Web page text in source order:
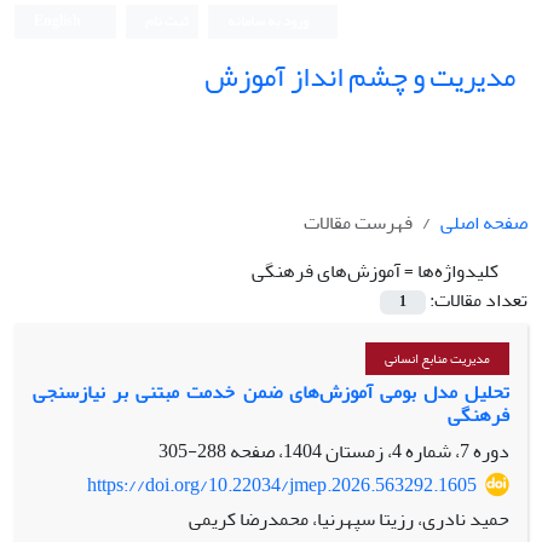
مدیریت و چشم انداز آموزش
صفحه اصلی
فهرست مقالات
کلیدواژه‌ها =آموزش‌‌های فرهنگی
تعداد مقالات:
1
مدیریت منابع انسانی
تحلیل مدل بومی آموزش‌های ضمن خدمت مبتنی بر نیازسنجی
فرهنگی
دوره 7، شماره 4، زمستان 1404، صفحه
288-305
https://doi.org/10.22034/jmep.2026.563292.1605
حمید نادری، رزیتا سپهرنیا، محمدرضا کریمی